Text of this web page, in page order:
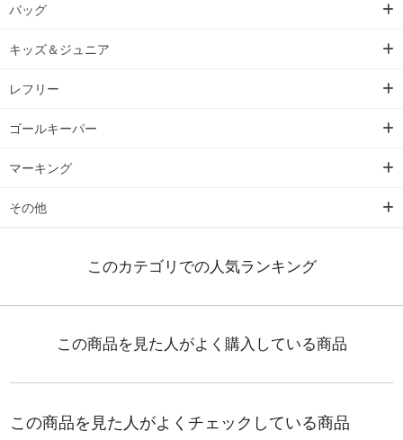
バッグ
キッズ＆ジュニア
レフリー
ゴールキーパー
マーキング
その他